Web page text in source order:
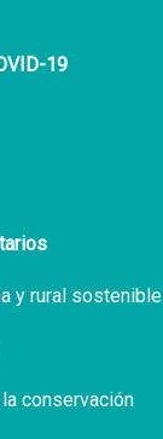
19
y rural sostenible
conservación